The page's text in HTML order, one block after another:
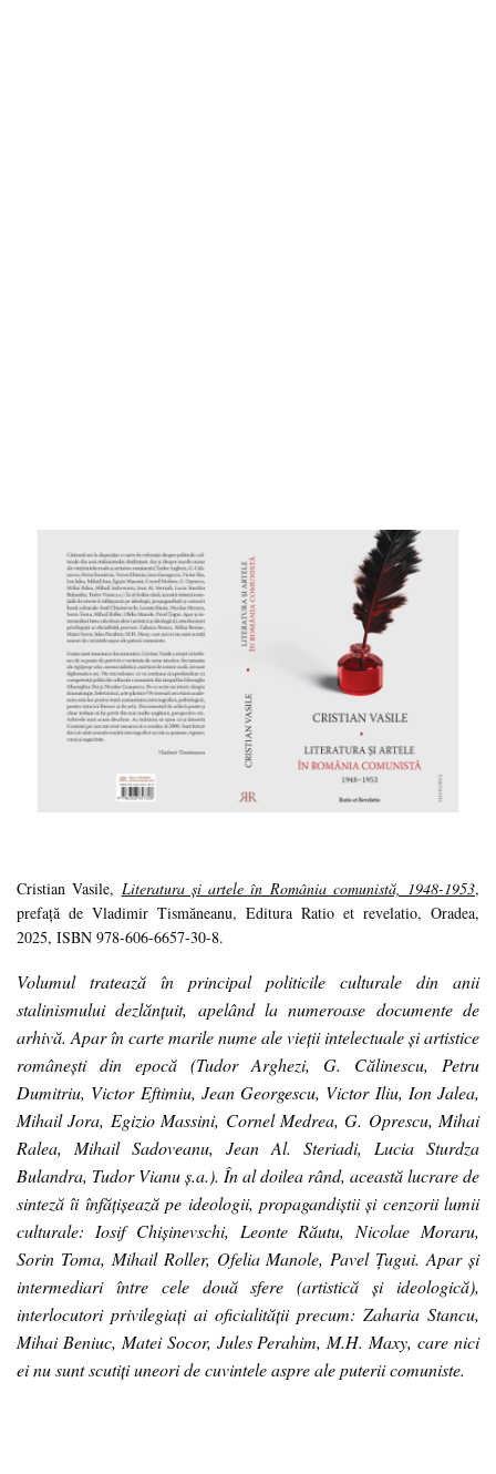
Cristian Vasile, Literatura și artele în România comunistă, 1948-1953,
prefață de Vladimir Tismăneanu, Editura Ratio et revelatio, Oradea,
2025, ISBN 978-606-6657-30-8.
Volumul tratează în principal politicile culturale din anii
stalinismului dezlănțuit, apelând la numeroase documente de
arhivă. Apar în carte marile nume ale vieții intelectuale și artistice
românești din epocă (Tudor Arghezi, G. Călinescu, Petru
Dumitriu, Victor Eftimiu, Jean Georgescu, Victor Iliu, Ion Jalea,
Mihail Jora, Egizio Massini, Cornel Medrea, G. Oprescu, Mihai
Ralea, Mihail Sadoveanu, Jean Al. Steriadi, Lucia Sturdza
Bulandra, Tudor Vianu ș.a.). În al doilea rând, această lucrare de
sinteză îi înfățișează pe ideologii, propagandiștii și cenzorii lumii
culturale: Iosif Chișinevschi, Leonte Răutu, Nicolae Moraru,
Sorin Toma, Mihail Roller, Ofelia Manole, Pavel Țugui. Apar și
intermediari între cele două sfere (artistică și ideologică),
interlocutori privilegiați ai oficialității precum: Zaharia Stancu,
Mihai Beniuc, Matei Socor, Jules Perahim, M.H. Maxy, care nici
ei nu sunt scutiți uneori de cuvintele aspre ale puterii comuniste.